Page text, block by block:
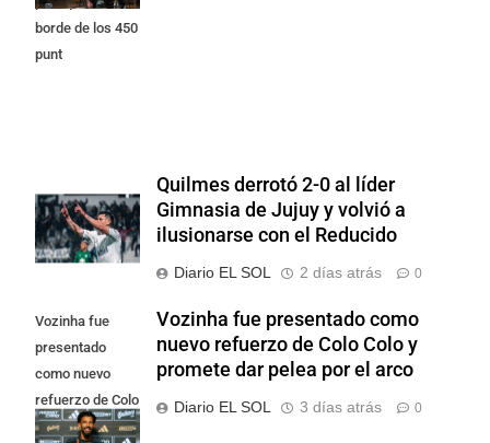
borde de los 450
punt
Quilmes derrotó 2-0 al líder
Gimnasia de Jujuy y volvió a
ilusionarse con el Reducido
Diario EL SOL 2 días atrás 0
Vozinha fue
presentado
como nuevo
refuerzo de Colo
Colo y promete
Vozinha fue presentado como
nuevo refuerzo de Colo Colo y
promete dar pelea por el arco
Diario EL SOL 3 días atrás 0